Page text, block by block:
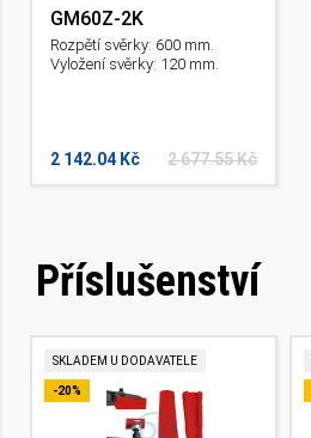
GM60Z-2K
Rozpětí svěrky: 600 mm.
Vyložení svěrky: 120 mm.
2 677.55 Kč
2 142.04 Kč
Příslušenství
SKLADEM U DODAVATELE
-20%